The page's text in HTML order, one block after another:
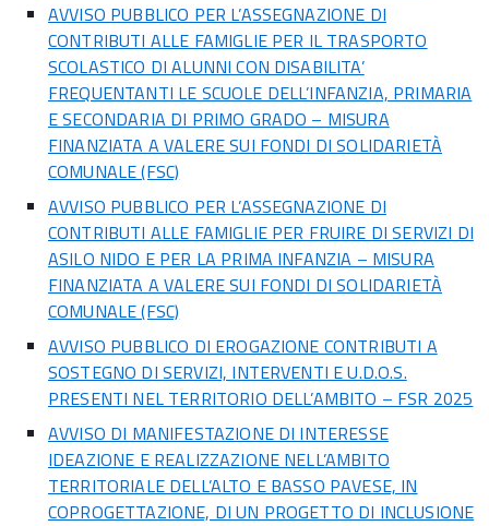
AVVISO PUBBLICO PER L’ASSEGNAZIONE DI
CONTRIBUTI ALLE FAMIGLIE PER IL TRASPORTO
SCOLASTICO DI ALUNNI CON DISABILITA’
FREQUENTANTI LE SCUOLE DELL’INFANZIA, PRIMARIA
E SECONDARIA DI PRIMO GRADO – MISURA
FINANZIATA A VALERE SUI FONDI DI SOLIDARIETÀ
COMUNALE (FSC)
AVVISO PUBBLICO PER L’ASSEGNAZIONE DI
CONTRIBUTI ALLE FAMIGLIE PER FRUIRE DI SERVIZI DI
ASILO NIDO E PER LA PRIMA INFANZIA – MISURA
FINANZIATA A VALERE SUI FONDI DI SOLIDARIETÀ
COMUNALE (FSC)
AVVISO PUBBLICO DI EROGAZIONE CONTRIBUTI A
SOSTEGNO DI SERVIZI, INTERVENTI E U.D.O.S.
PRESENTI NEL TERRITORIO DELL’AMBITO – FSR 2025
AVVISO DI MANIFESTAZIONE DI INTERESSE
IDEAZIONE E REALIZZAZIONE NELL’AMBITO
TERRITORIALE DELL’ALTO E BASSO PAVESE, IN
COPROGETTAZIONE, DI UN PROGETTO DI INCLUSIONE